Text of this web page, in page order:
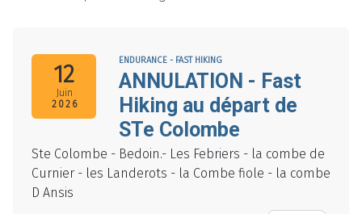
12
Juin
2026
ENDURANCE - FAST HIKING
ANNULATION - Fast
Hiking au départ de
STe Colombe
Ste Colombe - Bedoin.- Les Febriers - la combe de
Curnier - les Landerots - la Combe fiole - la combe
D Ansis